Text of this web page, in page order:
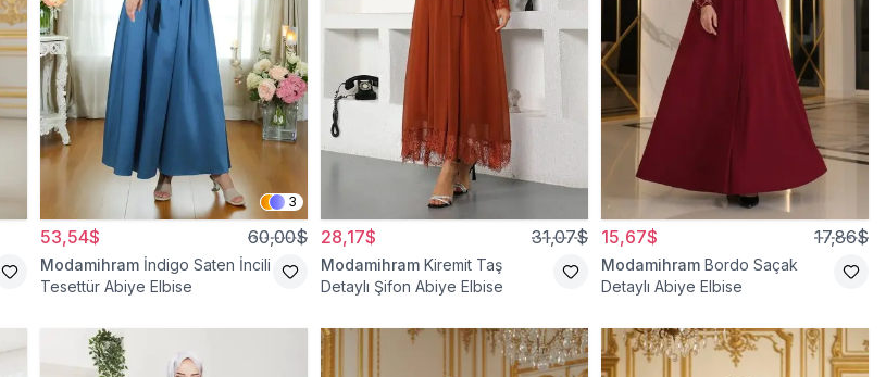
3
53,54$ 60,00$
Modamihram İndigo Saten İncili
Tesettür Abiye Elbise
28,17$ 31,07$
Modamihram Kiremit Taş
Detaylı Şifon Abiye Elbise
15,67$ 17,86$
Modamihram Bordo Saçak
Detaylı Abiye Elbise